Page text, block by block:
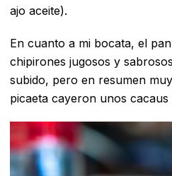
ajo aceite).
En cuanto a mi bocata, el
chipirones jugosos y
subido, pero en resumen
picaeta cayeron unos